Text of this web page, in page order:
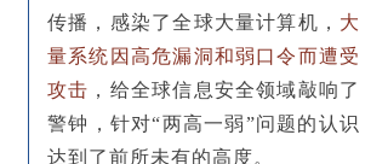
→ 安全事件应急服务
→ 信息安全风险评估
→ 渗透测试服务
传播，感染了全球大量计算机， 大
量系统因高危漏洞和弱口令而遭受
攻击 ，给全球信息安全领域敲响了
警钟，针对“两高一弱”问题的认识
达到了前所未有的高度。